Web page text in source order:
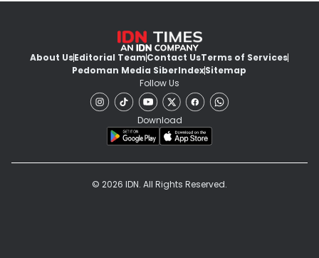
About UsEditorial TeamContact UsTerms of Services
Pedoman Media SiberIndexSitemap
Follow Us
Download
© 2026 IDN. All Rights Reserved.